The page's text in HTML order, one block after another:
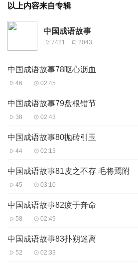
以上内容来自专辑
中国成语故事
7421 2043
中国成语故事78呕心沥血
46 02:45
中国成语故事79盘根错节
38 02:43
中国成语故事80抛砖引玉
44 02:13
中国成语故事81皮之不存 毛将焉附
45 03:10
中国成语故事82疲于奔命
58 02:49
中国成语故事83扑朔迷离
52 02:33